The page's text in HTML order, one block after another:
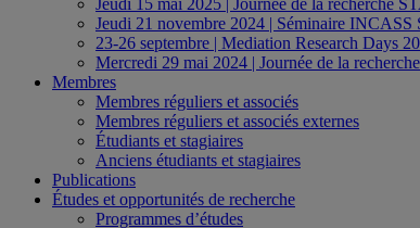
Jeudi 15 mai 2025 | Journée de la recherche
Jeudi 21 novembre 2024 | Séminaire INCASS
23-26 septembre | Mediation Research Days
Mercredi 29 mai 2024 | Journée de la
Membres
Membres réguliers et associés
Membres réguliers et associés externes
Étudiants et stagiaires
Anciens étudiants et stagiaires
Publications
Études et opportunités de recherche
Programmes d’études